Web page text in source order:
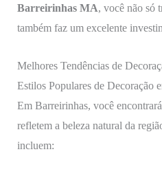
Barreirinhas MA, você não só
também faz um excelente
Melhores Tendências de
Estilos Populares de Decoração
Em Barreirinhas, você encontrará
refletem a beleza natural da
incluem: